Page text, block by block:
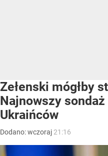
Zełenski mógłby
Najnowszy
Ukraińców
Dodano:wczoraj 21:16